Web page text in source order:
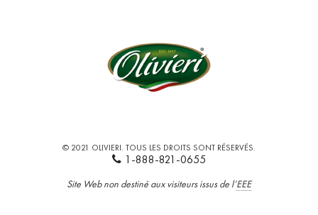
© 2021 OLIVIERI. TOUS LES DROITS SONT RÉSERVÉS.
1-888-821-0655
Site Web non destiné aux visiteurs issus de l’EEE